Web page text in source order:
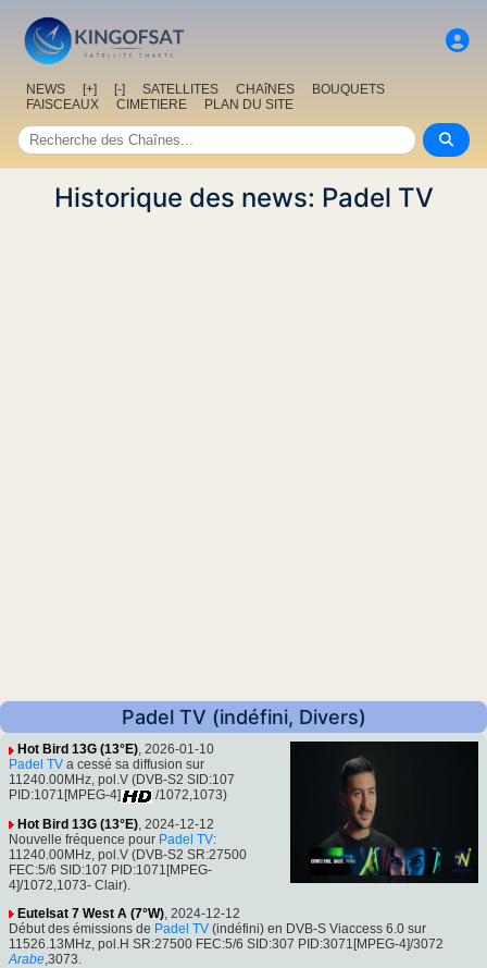
NEWS [+] [-] SATELLITES CHAîNES
BOUQUETS
FAISCEAUX
CIMETIERE PLAN DU SITE
Historique des news: Padel TV
Padel TV (indéfini, Divers)
Hot Bird 13G (13°E), 2026-01-10
Padel TV a cessé sa diffusion sur
11240.00MHz, pol.V (DVB-S2 SID:107
PID:1071[MPEG-4]
/1072,1073)
Hot Bird 13G (13°E) , 2024-12-12
Nouvelle fréquence pour Padel TV:
11240.00MHz, pol.V (DVB-S2 SR:27500
FEC:5/6 SID:107 PID:1071[MPEG-
4]/1072,1073- Clair).
Eutelsat 7 West A (7°W) , 2024-12-12
Début des émissions de Padel TV (indéfini) en DVB-S Viaccess 6.0 sur
11526.13MHz, pol.H SR:27500 FEC:5/6 SID:307 PID:3071[MPEG-4]/3072
Arabe ,3073.